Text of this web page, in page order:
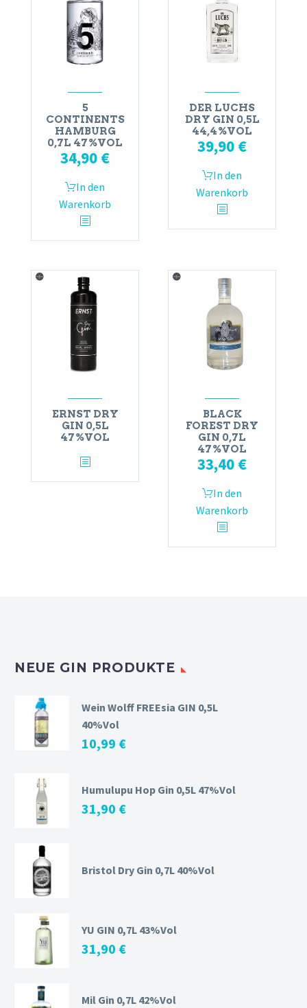
5
CONTINENTS
HAMBURG
0,7L 47%VOL
34,90 €
In den
Warenkorb
DER LUCHS
DRY GIN 0,5L
44,4%VOL
39,90 €
In den
Warenkorb
ERNST DRY
GIN 0,5L
47%VOL
BLACK
FOREST DRY
GIN 0,7L
47%VOL
33,40 €
In den
Warenkorb
NEUE GIN PRODUKTE
Wein Wolff FREEsia GIN 0,5L
40%Vol
10,99 €
Humulupu Hop Gin 0,5L 47%Vol
31,90 €
Bristol Dry Gin 0,7L 40%Vol
YU GIN 0,7L 43%Vol
31,90 €
Mil Gin 0,7L 42%Vol